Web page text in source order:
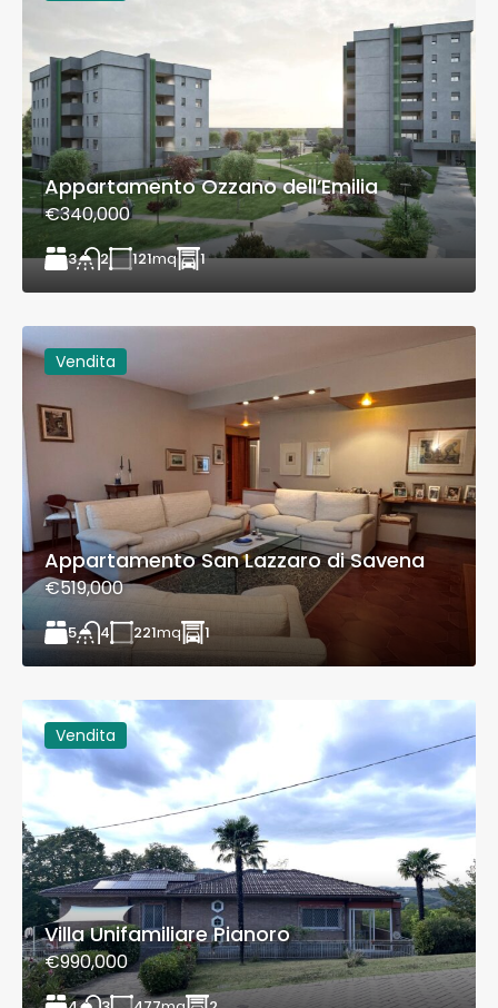
Appartamento Ozzano dell’Emilia
€340,000
3 2 121mq 1
Vendita
Appartamento San Lazzaro di Savena
€519,000
5 4 221mq 1
Vendita
Villa Unifamiliare Pianoro
€990,000